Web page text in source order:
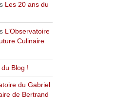
Les 20 ans du
L’Observatoire
Culinaire
Blog !
du Gabriel
de Bertrand